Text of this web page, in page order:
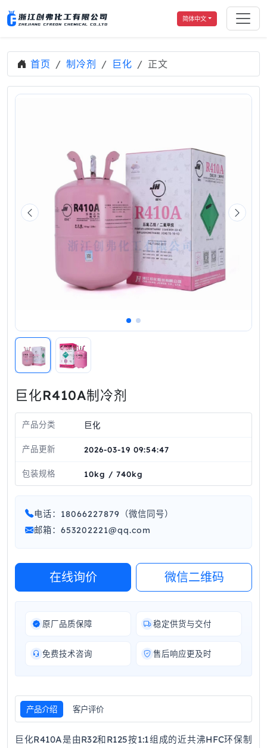
简体中文
首页 制冷剂 巨化 正文
巨化R410A制冷剂
产品分类 巨化
产品更新 2026-03-19 09:54:47
包装规格 10kg / 740kg
电话：18066227879（微信同号）
邮箱：653202221@qq.com
在线询价 微信二维码
原厂品质保障 稳定供货与交付
免费技术咨询 售后响应更及时
产品介绍 客户评价
巨化R410A是由R32和R125按1:1组成的近共沸HFC环保制